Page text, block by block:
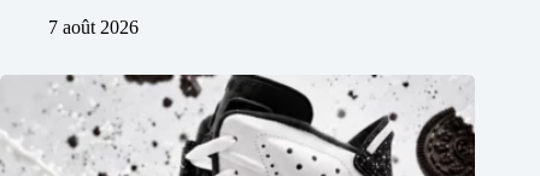
7 août 2026